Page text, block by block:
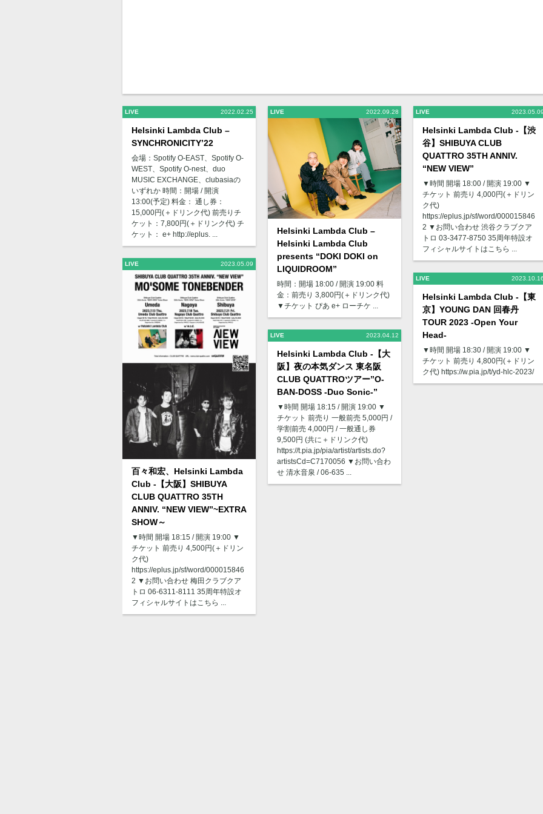
LIVE 2022.02.25
Helsinki Lambda Club –
SYNCHRONICITY’22
会場：Spotify O-EAST、Spotify O-
WEST、Spotify O-nest、duo
MUSIC EXCHANGE、clubasiaの
いずれか 時間：開場 / 開演
13:00(予定) 料金： 通し券：
15,000円(＋ドリンク代) 前売りチ
ケット：7,800円(＋ドリンク代) チ
ケット： e+ http://eplus. ...
LIVE 2023.05.09
百々和宏、Helsinki Lambda
Club -【大阪】SHIBUYA
CLUB QUATTRO 35TH
ANNIV. “NEW VIEW”~EXTRA
SHOW～
▼時間 開場 18:15 / 開演 19:00 ▼
チケット 前売り 4,500円(＋ドリン
ク代)
https://eplus.jp/sf/word/000015846
2 ▼お問い合わせ 梅田クラブクア
トロ 06-6311-8111 35周年特設オ
フィシャルサイトはこちら ...
LIVE 2022.09.28
Helsinki Lambda Club –
Helsinki Lambda Club
presents “DOKI DOKI on
LIQUIDROOM”
時間：開場 18:00 / 開演 19:00 料
金：前売り 3,800円(＋ドリンク代)
▼チケット ぴあ e+ ローチケ ...
LIVE 2023.04.12
Helsinki Lambda Club -【大
阪】夜の本気ダンス 東名阪
CLUB QUATTROツアー”O-
BAN-DOSS -Duo Sonic-”
▼時間 開場 18:15 / 開演 19:00 ▼
チケット 前売り ⼀般前売 5,000円 /
学割前売 4,000円 / ⼀般通し券
9,500円 (共に＋ドリンク代)
https://t.pia.jp/pia/artist/artists.do?
artistsCd=C7170056 ▼お問い合わ
せ 清⽔⾳泉 / 06-635 ...
LIVE
Helsinki Lambda Club -【渋
谷】SHIBUYA CLUB
QUATTRO 35TH ANNIV.
“NEW VIEW”
▼時間 開場 18:00 / 開演 19:00 ▼
チケット 前売り 4,000円(＋ドリン
ク代)
https://eplus.jp/sf/word/000015846
2 ▼お問い合わせ 渋谷クラブクア
トロ 03-3477-8750 35周年特設オ
フィシャルサイトはこちら ...
LIVE
Helsinki Lambda Club -【東
京】YOUNG DAN 回春丹
TOUR 2023 -Open Your
Head-
▼時間 開場 18:30 / 開演 19:00 ▼
チケット 前売り 4,800円(＋ドリン
ク代) https://w.pia.jp/t/yd-hlc-2023/